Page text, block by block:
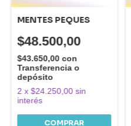
MENTES PEQUES
$48.500,00
$43.650,00 con
Transferencia o
depósito
2 x$24.250,00 sin
interés